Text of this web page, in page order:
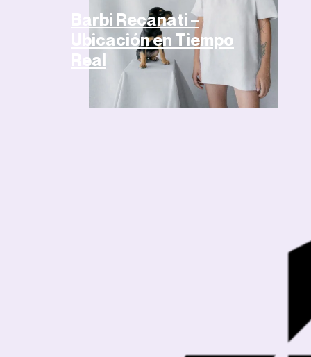
Barbi Recanati –
Ubicación en Tiempo
Real